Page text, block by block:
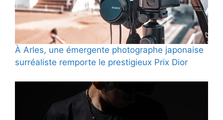
À Arles, une émergente photographe japonaise
surréaliste remporte le prestigieux Prix Dior